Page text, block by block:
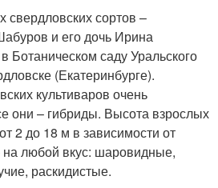
свердловских сортов –
и его дочь Ирина
Ботаническом саду Уральского
(Екатеринбурге).
культиваров очень
они – гибриды. Высота взрослых
2 до 18 м в зависимости от
любой вкус: шаровидные,
раскидистые.